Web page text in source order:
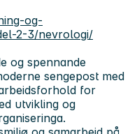
og-
2-3/nevrologi/
og spennande
sengepost med
for
utvikling og